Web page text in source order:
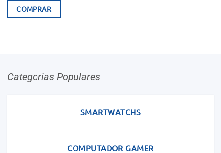
original
era:
COMPRAR
Categorias Populares
SMARTWATCHS
COMPUTADOR GAMER